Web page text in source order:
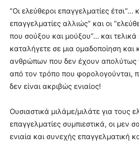
“Οι ελεύθεροι επαγγελματίες έτσι”…
επαγγελματίες αλλιώς” και οι
που σούξου και μούξου”… και
καταλήγετε σε μια ομαδοποίηση και
ανθρώπων που δεν έχουν απολύτως
από τον τρόπο που φορολογούνται,
δεν είναι ακριβώς ενιαίος!
Ουσιαστικά μιλάμε/μιλάτε για τους
επαγγελματίες συμπιεστικά, οι μεν
ενιαία και συνεχής επαγγελματική